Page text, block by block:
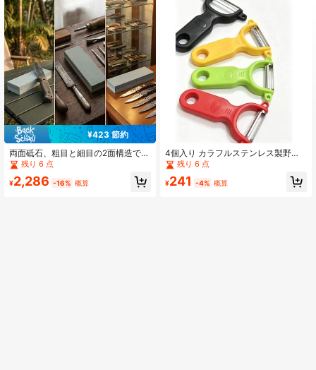
¥423 節約
両面砥石、粗目と細目の2面構造で
様々な包丁の簡単な研ぎ直しが可
能、家庭用キッチンナイフ研ぎ器
残り 6 点
¥2,286 -16% 概算
4個入り カラフルステンレス製野菜
ピーラーセット、各色異なるブレー
ドデザイン、多機能フルーツピーラ
ー、日常のキッチン調理に適してい
残り 6 点
¥241 -4% 概算